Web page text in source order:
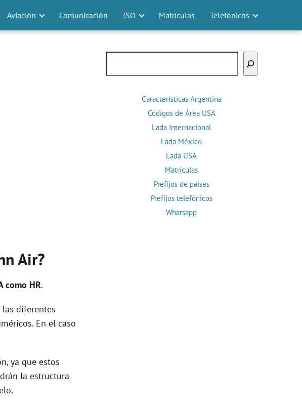
Aviación Comunicación ISO Matrículas Telefónicos
Air?
como HR.
las diferentes
En el caso
ya que estos
la estructura
Características Argentina
Códigos de Área USA
Lada Internacional
Lada México
Lada USA
Matrículas
Prefijos de países
Prefijos telefónicos
Whatsapp